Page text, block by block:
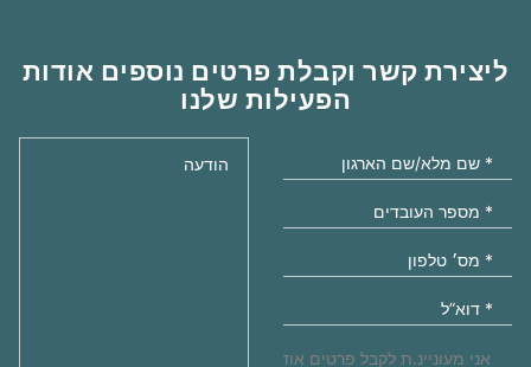
ליצירת קשר וקבלת פרטים נוספים אודות
הפעילות שלנו